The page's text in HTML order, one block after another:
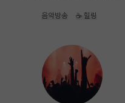
음악방송 ☕ 힐링